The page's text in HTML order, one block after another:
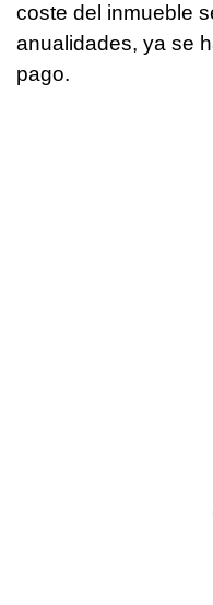
coste del inmueble
anualidades, ya se
pago.